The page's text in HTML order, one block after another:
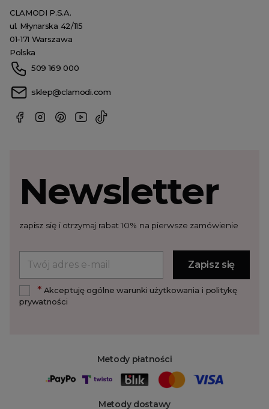
CLAMODI P.S.A.
ul. Młynarska 42/115
01-171 Warszawa
Polska
509 169 000
sklep@clamodi.com
Metody płatności
Metody dostawy
Newsletter
zapisz się i otrzymaj rabat 10% na pierwsze zamówienie
*Akceptuję ogólne warunki użytkowania i politykę
prywatności